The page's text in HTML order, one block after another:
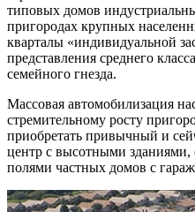
типовых домов
пригородах крупных
кварталы «индивидуальной
представления среднего
семейного гнезда.
Массовая автомобилизация
стремительному росту
приобретать привычный и
центр с высотными
полями частных домов с